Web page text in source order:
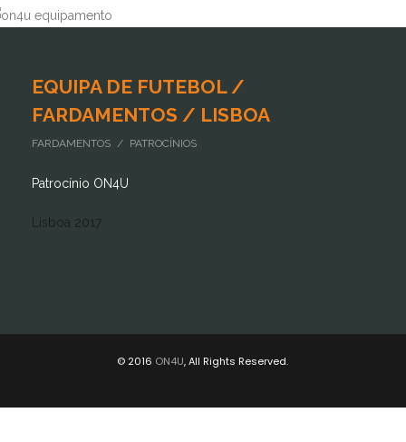
EQUIPA DE FUTEBOL /
FARDAMENTOS / LISBOA
FARDAMENTOS / PATROCÍNIOS
Patrocínio ON4U
Lisboa 2017
© 2016 ON4U, All Rights Reserved.